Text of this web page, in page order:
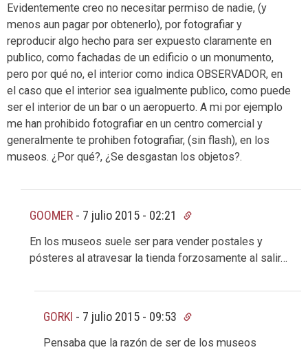
Evidentemente creo no necesitar permiso de nadie, (y
menos aun pagar por obtenerlo), por fotografiar y
reproducir algo hecho para ser expuesto claramente en
publico, como fachadas de un edificio o un monumento,
pero por qué no, el interior como indica OBSERVADOR, en
el caso que el interior sea igualmente publico, como puede
ser el interior de un bar o un aeropuerto. A mi por ejemplo
me han prohibido fotografiar en un centro comercial y
generalmente te prohiben fotografiar, (sin flash), en los
museos. ¿Por qué?, ¿Se desgastan los objetos?.
GOOMER - 7 julio 2015 - 02:21
En los museos suele ser para vender postales y
pósteres al atravesar la tienda forzosamente al salir…
GORKI - 7 julio 2015 - 09:53
Pensaba que la razón de ser de los museos